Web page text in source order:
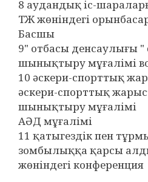
8 аудандық іс-
ТЖ жөніндегі
Басшы
9" отбасы денсаулығы "
шынықтыру мұғалімі
10 әскери-спорттық
әскери-спорттық
шынықтыру мұғалімі
АӘД мұғалімі
11 қатыгездік пен
зомбылыққа қарсы
жөніндегі конференция